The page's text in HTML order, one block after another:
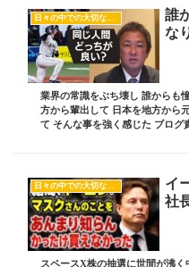
日々の中での大切な気付き
誰
な
業界の常識をぶち壊し 誰からも
方から輩出して 日本を地方から
て そんな事を強く感じた ブログ
日々の中での大切な気付き
イ
社
スペースX株の抽選に世間が沸